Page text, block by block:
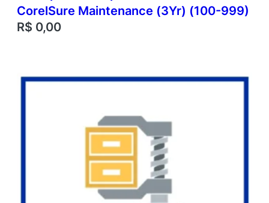
CorelSure Maintenance (3Yr) (100-999)
R$ 0,00